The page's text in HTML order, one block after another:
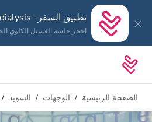
تطبيق السفر- bookdialysis
احجز جلسة الغسيل الكلوي الخاصة
الصفحة الرئيسية الوجهات السويد